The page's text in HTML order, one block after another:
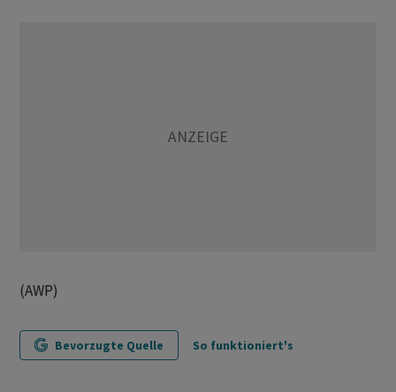
(AWP)
Bevorzugte Quelle So funktioniert's